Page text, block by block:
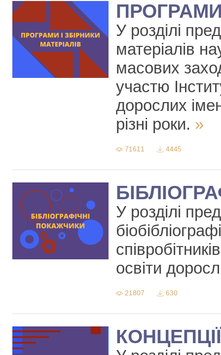
ПРОГРАМИ
У розділі
матеріалів
масових
участю
дорослих
різні роки. »
71611 4445
У розділі
освіти
21807 630
КОНЦЕПЦІЇ